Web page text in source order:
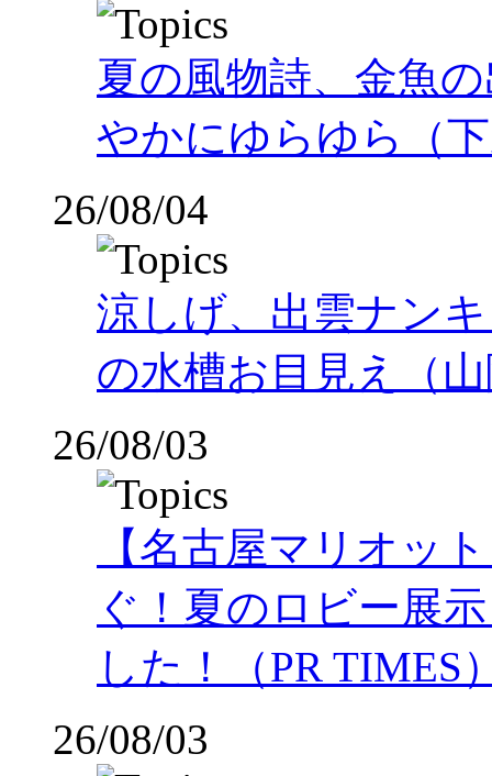
夏の風物詩、金魚
やかにゆらゆら（
26/08/04
涼しげ、出雲ナン
の水槽お目見え（
26/08/03
【名古屋マリオッ
ぐ！夏のロビー展
した！（PR TIMES
26/08/03